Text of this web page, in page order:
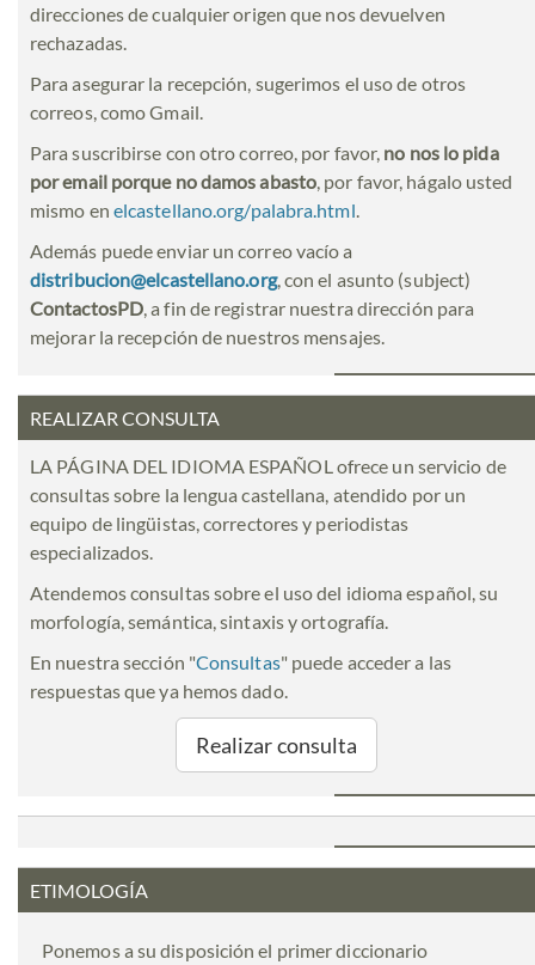
direcciones de cualquier origen que nos devuelven
rechazadas.
Para asegurar la recepción, sugerimos el uso de otros
correos, como Gmail.
Para suscribirse con otro correo, por favor, no nos lo pida
por email porque no damos abasto, por favor, hágalo usted
mismo en elcastellano.org/palabra.html.
Además puede enviar un correo vacío a
distribucion@elcastellano.org, con el asunto (subject)
ContactosPD, a fin de registrar nuestra dirección para
mejorar la recepción de nuestros mensajes.
REALIZAR CONSULTA
LA PÁGINA DEL IDIOMA ESPAÑOL ofrece un servicio de
consultas sobre la lengua castellana, atendido por un
equipo de lingüistas, correctores y periodistas
especializados.
Atendemos consultas sobre el uso del idioma español, su
morfología, semántica, sintaxis y ortografía.
En nuestra sección "Consultas" puede acceder a las
respuestas que ya hemos dado.
Realizar consulta
ETIMOLOGÍA
Ponemos a su disposición el primer diccionario